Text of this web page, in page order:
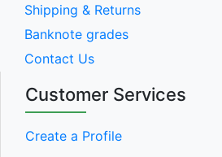
Shipping & Returns
Banknote grades
Contact Us
Customer Services
Create a Profile